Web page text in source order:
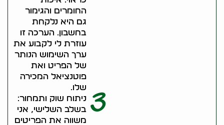
החומרים והגימור
גם היא נלקחת
בחשבון. הערכה זו
עוזרת לי לקבוע את
ערך השימוש הנותר
של הפריט ואת
פוטנציאל המכירה
שלו.
3
ניתוח שוק ותמחור:
בשלב השלישי, אני
משווה את הפריטים